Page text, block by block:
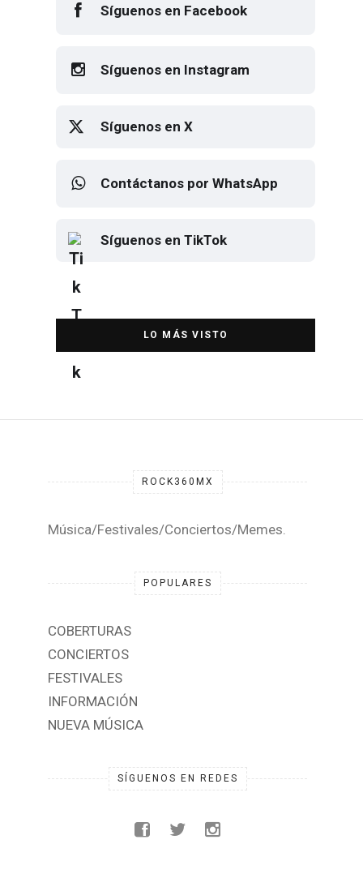
Síguenos en Facebook
Síguenos en Instagram
Síguenos en X
Contáctanos por WhatsApp
Síguenos en TikTok
DESTACADA
Elton John regresa a CDMX para
ROCK360MX
Música/Festivales/Conciertos/Memes.
POPULARES
COBERTURAS
CONCIERTOS
FESTIVALES
INFORMACIÓN
NUEVA MÚSICA
SÍGUENOS EN REDES